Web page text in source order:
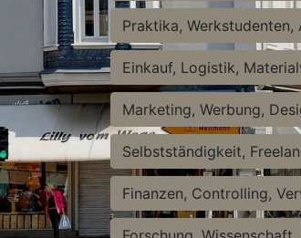
Praktika, Werkstudenten,
Einkauf, Logistik,
Marketing, Werbung,
Selbstständigkeit,
Finanzen, Controlling,